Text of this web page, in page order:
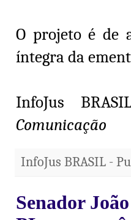
O projeto é de
íntegra da
InfoJus
Comunicação
InfoJus BRASIL -
Senador